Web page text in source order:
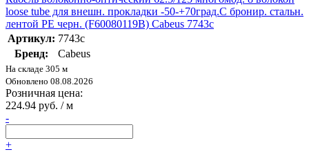
loose tube для внешн. прокладки -50-+70град.C бронир. стальн.
лентой PE черн. (F60080119B) Cabeus 7743c
Артикул: 7743c
Бренд:
Cabeus
На складе 305 м
Обновлено 08.08.2026
Розничная цена:
224.94 руб. / м
-
+